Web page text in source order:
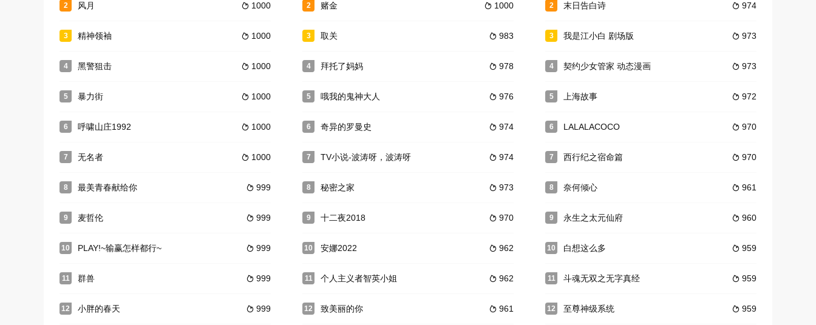
2  1000
风月
3  1000
精神领袖
4  1000
黑警狙击
5  1000
暴力街
6  1000
呼啸山庄1992
7  1000
无名者
8  999
最美青春献给你
9  999
麦哲伦
10  999
PLAY!~输赢怎样都行~
11  999
群兽
12  999
小胖的春天
2  1000
赌金
3  983
取关
4  978
拜托了妈妈
5  976
哦我的鬼神大人
6  974
奇异的罗曼史
7  974
TV小说-波涛呀，波涛呀
8  973
秘密之家
9  970
十二夜2018
10  962
安娜2022
11  962
个人主义者智英小姐
12  961
致美丽的你
2  974
末日告白诗
3  973
我是江小白 剧场版
4  973
契约少女管家 动态漫画
5  972
上海故事
6  970
LALALACOCO
7  970
西行纪之宿命篇
8  961
奈何倾心
9  960
永生之太元仙府
10  959
白想这么多
11  959
斗魂无双之无字真经
12  959
至尊神级系统